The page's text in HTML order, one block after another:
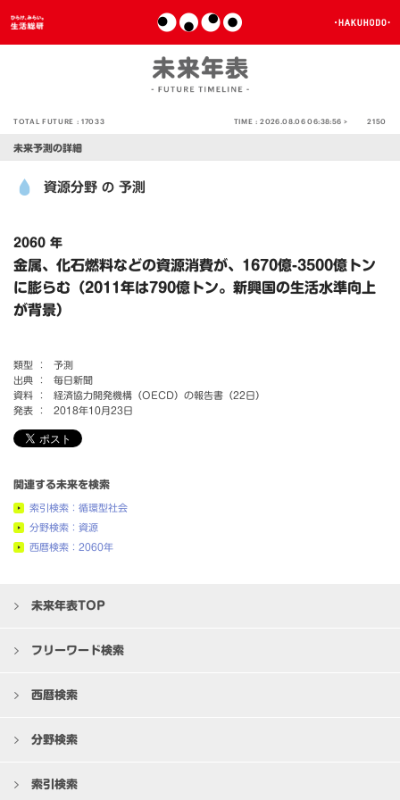
TOTAL FUTURE :17033 TIME :2026.08.06 06:38:56 > 2150
未来予測の詳細
資源分野 の 予測
2060 年
金属、化石燃料などの資源消費が、1670億-3500億トン
に膨らむ（2011年は790億トン。新興国の生活水準向上
が背景）
類型 ：
予測
出典 ：
毎日新聞
資料 ：
経済協力開発機構（OECD）の報告書（22日）
発表 ：
2018年10月23日
関連する未来を検索
索引検索：循環型社会
分野検索：資源
西暦検索：2060年
未来年表TOP
フリーワード検索
西暦検索
分野検索
索引検索